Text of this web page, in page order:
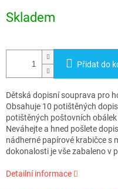
cena:
Skladem
Přidat do
Dětská dopisní souprava pro
Obsahuje 10 potištěných
potištěných poštovních
Neváhejte a hned pošlete
nádherné papírové krabičce s
dokonalosti je vše zabaleno v
Detailní informace